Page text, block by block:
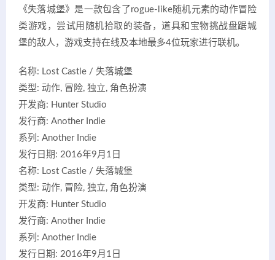
《失落城堡》是一款包含了rogue-like随机元素的动作冒险
类游戏，尝试用随机拾取的装备，道具和宝物挑战盘踞城
堡的敌人，游戏支持在线及本地最多4位玩家进行联机。
名称: Lost Castle / 失落城堡
类型: 动作, 冒险, 独立, 角色扮演
开发商: Hunter Studio
发行商: Another Indie
系列: Another Indie
发行日期: 2016年9月1日
名称: Lost Castle / 失落城堡
类型: 动作, 冒险, 独立, 角色扮演
开发商: Hunter Studio
发行商: Another Indie
系列: Another Indie
发行日期: 2016年9月1日